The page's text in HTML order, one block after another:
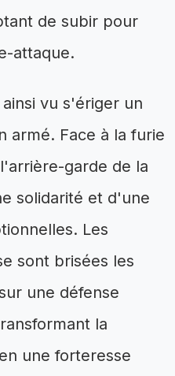
de subir pour
attaque.
vu s'ériger un
armé. Face à la furie
garde de la
solidarité et d'une
Les
sont brisées les
une défense
la
une forteresse